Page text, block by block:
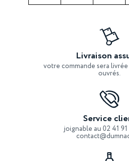
Livraison
votre commande sera livrée
ouvrés.
Service
joignable au 02 41